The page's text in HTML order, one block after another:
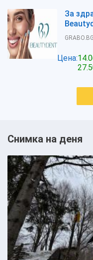
За
GRABO.BG
Цена:
Снимка на деня